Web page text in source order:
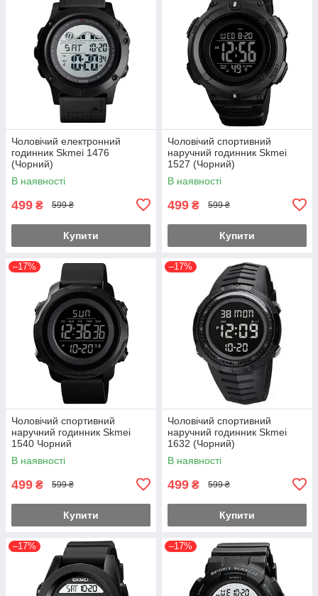
Чоловічий електронний
годинник Skmei 1476
(Чорний)
В наявності
499 ₴ 599 ₴
Купити
Чоловічий спортивний
наручний годинник Skmei
1527 (Чорний)
В наявності
499 ₴ 599 ₴
Купити
–17%
Чоловічий спортивний
наручний годинник Skmei
1540 Чорний
В наявності
499 ₴ 599 ₴
Купити
–17%
Чоловічий спортивний
наручний годинник Skmei
1632 (Чорний)
В наявності
499 ₴ 599 ₴
Купити
–17% –17%